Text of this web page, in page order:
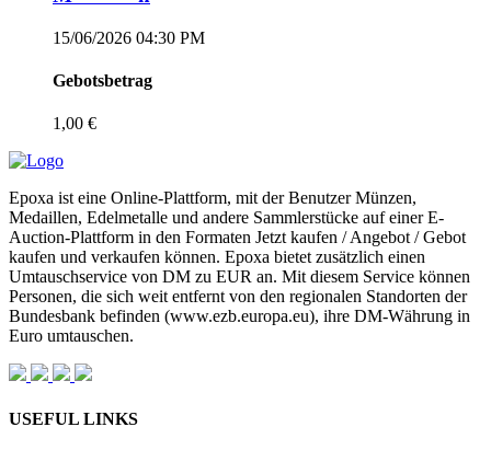
15/06/2026 04:30 PM
Gebotsbetrag
1,00 €
Epoxa ist eine Online-Plattform, mit der Benutzer Münzen,
Medaillen, Edelmetalle und andere Sammlerstücke auf einer E-
Auction-Plattform in den Formaten Jetzt kaufen / Angebot / Gebot
kaufen und verkaufen können. Epoxa bietet zusätzlich einen
Umtauschservice von DM zu EUR an. Mit diesem Service können
Personen, die sich weit entfernt von den regionalen Standorten der
Bundesbank befinden (www.ezb.europa.eu), ihre DM-Währung in
Euro umtauschen.
USEFUL LINKS